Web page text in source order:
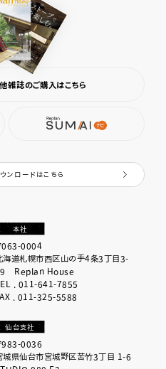
雑誌のご購入はこちら
ンロードはこちら
本社
063-0004
海道札幌市西区山の手4条3丁目3-
Replan House
. 011-641-7855
. 011-325-5588
仙台支社
983-0036
城県仙台市宮城野区苦竹3丁目 1-6